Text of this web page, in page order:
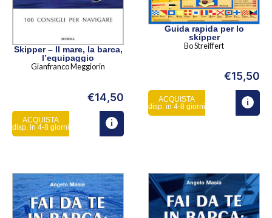
Skipper – Il mare, la barca,
l’equipaggio
Gianfranco Meggiorin
€14,50
ACQUISTA
disp. in 4-8 giorni
Guida rapida per lo
skipper
Bo Streiffert
€15,50
ACQUISTA
disp. in 4-8 giorni